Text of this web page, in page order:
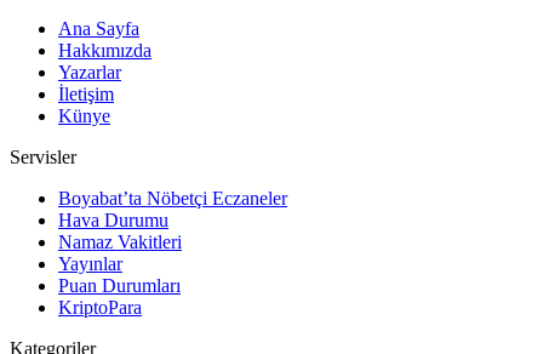
Ana Sayfa
Hakkımızda
Yazarlar
İletişim
Künye
Servisler
Boyabat’ta Nöbetçi Eczaneler
Hava Durumu
Namaz Vakitleri
Yayınlar
Puan Durumları
KriptoPara
Kategoriler